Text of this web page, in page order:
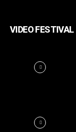
VIDEO FESTIVAL